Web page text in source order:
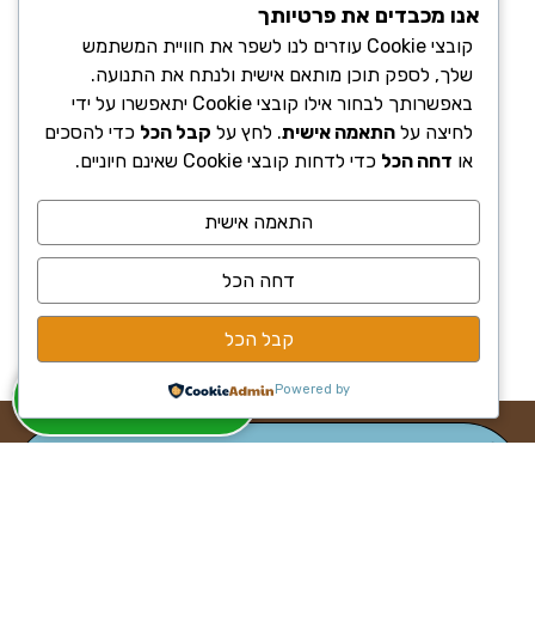
שירות לקוחות
אנו מכבדים את פרטיותך
קובצי Cookie עוזרים לנו לשפר את חוויית המשתמש
שלך, לספק תוכן מותאם אישית ולנתח את התנועה.
באפשרותך לבחור אילו קובצי Cookie יתאפשרו על ידי
לחיצה על התאמה אישית. לחץ על קבל הכל כדי להסכים
או דחה הכל כדי לדחות קובצי Cookie שאינם חיוניים.
התאמה אישית
דחה הכל
קבל הכל
Powered by